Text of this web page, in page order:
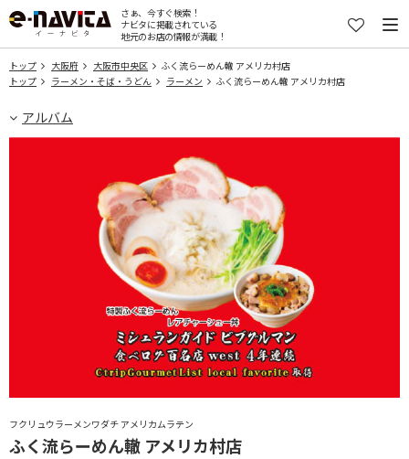
さぁ、今すぐ検索！
ナビタに掲載されている
地元のお店の情報が満載！
トップ 大阪府 大阪市中央区
ふく流らーめん轍 アメリカ村店
トップ
ラーメン・そば・うどん ラーメン ふく流らーめん轍 アメリカ村店
アルバム
フクリュウラーメンワダチ アメリカムラテン
ふく流らーめん轍 アメリカ村店